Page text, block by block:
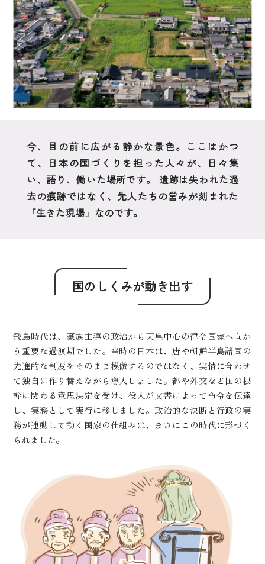
今、目の前に広がる静かな景色。ここはかつ
て、日本の国づくりを担った人々が、日々集
い、語り、働いた場所です。 遺跡は失われた過
去の痕跡ではなく、先人たちの営みが刻まれた
「生きた現場」なのです。
国のしくみが動き出す
飛鳥時代は、豪族主導の政治から天皇中心の律令国家へ向か
う重要な過渡期でした。当時の日本は、唐や朝鮮半島諸国の
先進的な制度をそのまま模倣するのではなく、実情に合わせ
て独自に作り替えながら導入しました。都や外交など国の根
幹に関わる意思決定を受け、役人が文書によって命令を伝達
し、実務として実行に移しました。政治的な決断と行政の実
務が連動して動く国家の仕組みは、まさにこの時代に形づく
られました。